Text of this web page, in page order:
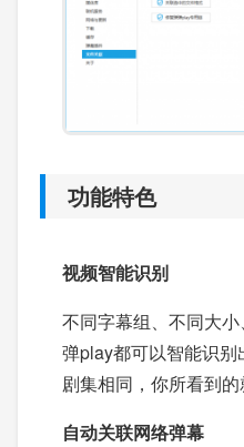
功能特色
视频智能识别
不同字幕组、不同大
弹play都可以智能识
剧集相同，你所看到的
自动关联网络弹幕